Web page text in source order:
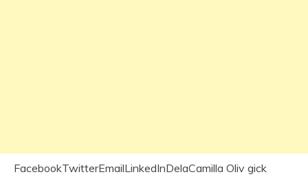
FacebookTwitterEmailLinkedInDelaCamilla Oliv gick